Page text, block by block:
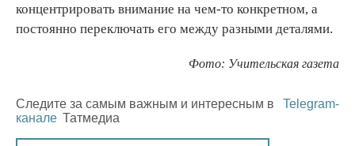
концентрировать внимание на чем-то конкретном, а
постоянно переключать его между разными деталями.
Фото: Учительская газета
Следите за самым важным и интересным в
Telegram-
канале Татмедиа